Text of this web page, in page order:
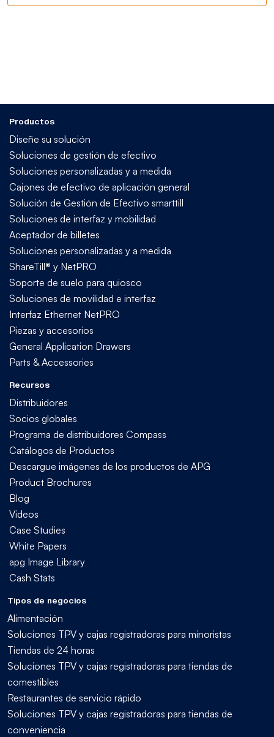
Productos
Diseñe su solución
Soluciones de gestión de efectivo
Soluciones personalizadas y a medida
Cajones de efectivo de aplicación general
Solución de Gestión de Efectivo smarttill
Soluciones de interfaz y mobilidad
Aceptador de billetes
Soluciones personalizadas y a medida
ShareTill® y NetPRO
Soporte de suelo para quiosco
Soluciones de movilidad e interfaz
Interfaz Ethernet NetPRO
Piezas y accesorios
General Application Drawers
Parts & Accessories
Recursos
Distribuidores
Socios globales
Programa de distribuidores Compass
Catálogos de Productos
Descargue imágenes de los productos de APG
Product Brochures
Blog
Videos
Case Studies
White Papers
apg Image Library
Cash Stats
Tipos de negocios
Alimentación
Soluciones TPV y cajas registradoras para minoristas
Tiendas de 24 horas
Soluciones TPV y cajas registradoras para tiendas de
comestibles
Restaurantes de servicio rápido
Soluciones TPV y cajas registradoras para tiendas de
conveniencia